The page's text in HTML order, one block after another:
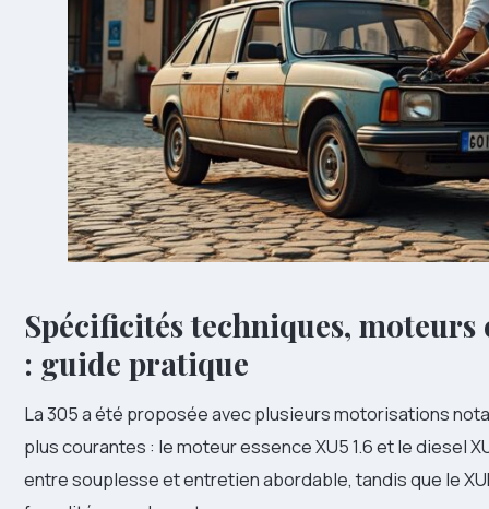
Spécificités techniques, moteurs
: guide pratique
La 305 a été proposée avec plusieurs motorisations
plus courantes : le moteur essence XU5 1.6 et le diesel
entre souplesse et entretien abordable, tandis que le